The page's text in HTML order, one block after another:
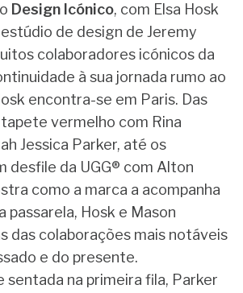
Design Icónico, com Elsa Hosk
de design de Jeremy
colaboradores icónicos da
à sua jornada rumo ao
encontra-se em Paris. Das
vermelho com Rina
Jessica Parker, até os
desfile da UGG® com Alton
como a marca a acompanha
passarela, Hosk e Mason
das colaborações mais notáveis
e do presente.
sentada na primeira fila, Parker